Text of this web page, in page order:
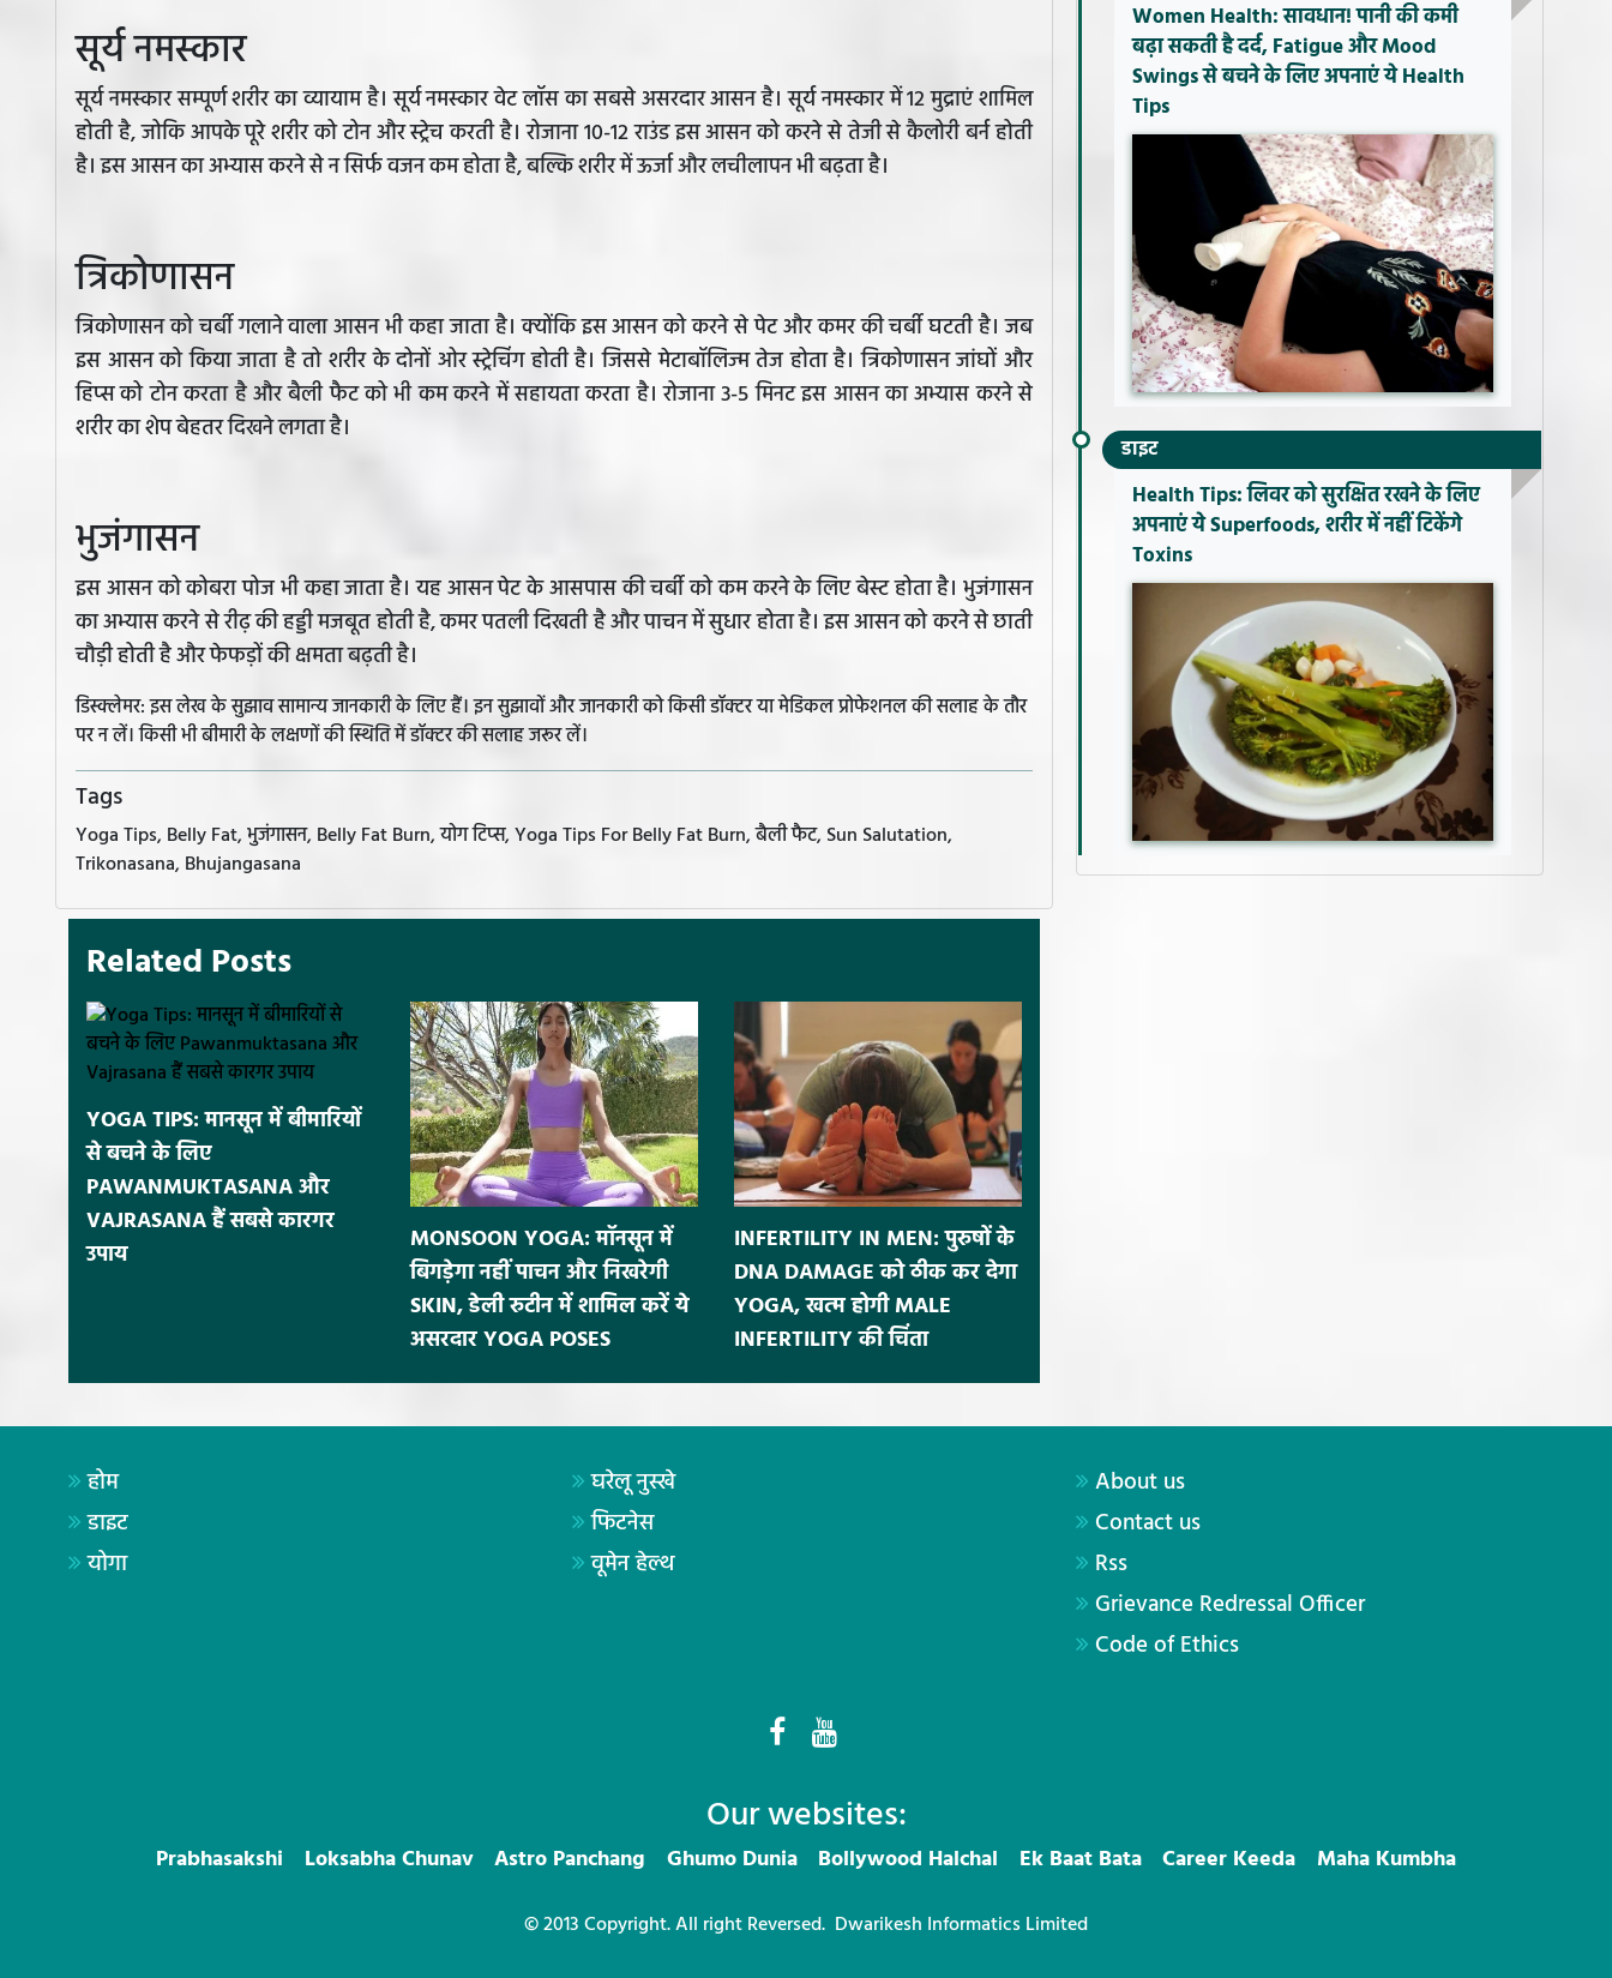
सूर्य नमस्कार
सूर्य नमस्कार सम्पूर्ण शरीर का व्यायाम है। सूर्य नमस्कार वेट लॉस का सबसे असरदार आसन है। सूर्य नमस्कार में 12 मुद्राएं शामिल
होती है, जोकि आपके पूरे शरीर को टोन और स्ट्रेच करती है। रोजाना 10-12 राउंड इस आसन को करने से तेजी से कैलोरी बर्न होती
है। इस आसन का अभ्यास करने से न सिर्फ वजन कम होता है, बल्कि शरीर में ऊर्जा और लचीलापन भी बढ़ता है।
त्रिकोणासन
त्रिकोणासन को चर्बी गलाने वाला आसन भी कहा जाता है। क्योंकि इस आसन को करने से पेट और कमर की चर्बी घटती है। जब
इस आसन को किया जाता है तो शरीर के दोनों ओर स्ट्रेचिंग होती है। जिससे मेटाबॉलिज्म तेज होता है। त्रिकोणासन जांघों और
हिप्स को टोन करता है और बैली फैट को भी कम करने में सहायता करता है। रोजाना 3-5 मिनट इस आसन का अभ्यास करने से
शरीर का शेप बेहतर दिखने लगता है।
भुजंगासन
इस आसन को कोबरा पोज भी कहा जाता है। यह आसन पेट के आसपास की चर्बी को कम करने के लिए बेस्ट होता है। भुजंगासन
का अभ्यास करने से रीढ़ की हड्डी मजबूत होती है, कमर पतली दिखती है और पाचन में सुधार होता है। इस आसन को करने से छाती
चौड़ी होती है और फेफड़ों की क्षमता बढ़ती है।
डिस्क्लेमर: इस लेख के सुझाव सामान्य जानकारी के लिए हैं। इन सुझावों और जानकारी को किसी डॉक्टर या मेडिकल प्रोफेशनल की सलाह के तौर
पर न लें। किसी भी बीमारी के लक्षणों की स्थिति में डॉक्टर की सलाह जरूर लें।
Tags
Yoga Tips, Belly Fat, भुजंगासन, Belly Fat Burn, योग टिप्स, Yoga Tips For Belly Fat Burn, बैली फैट, Sun Salutation,
Trikonasana, Bhujangasana
Related Posts
YOGA TIPS: मानसून में बीमारियों
से बचने के लिए
PAWANMUKTASANA और
VAJRASANA हैं सबसे कारगर
उपाय
MONSOON YOGA: मॉनसून में
बिगड़ेगा नहीं पाचन और निखरेगी
SKIN, डेली रुटीन में शामिल करें ये
असरदार YOGA POSES
INFERTILITY IN MEN: पुरुषों के
DNA DAMAGE को ठीक कर देगा
YOGA, खत्म होगी MALE
INFERTILITY की चिंता
Women Health: सावधान! पानी की कमी
बढ़ा सकती है दर्द, Fatigue और Mood
Swings से बचने के लिए अपनाएं ये Health
Tips
डाइट
Health Tips: लिवर को सुरक्षित रखने के लिए
अपनाएं ये Superfoods, शरीर में नहीं टिकेंगे
Toxins
होम
डाइट
योगा
घरेलू नुस्खे
फिटनेस
वूमेन हेल्थ
About us
Contact us
Rss
Grievance Redressal Officer
Code of Ethics
Our websites:
Prabhasakshi Loksabha Chunav Astro Panchang Ghumo Dunia Bollywood Halchal Ek Baat Bata Career Keeda Maha Kumbha
© 2013 Copyright. All right Reversed. Dwarikesh Informatics Limited